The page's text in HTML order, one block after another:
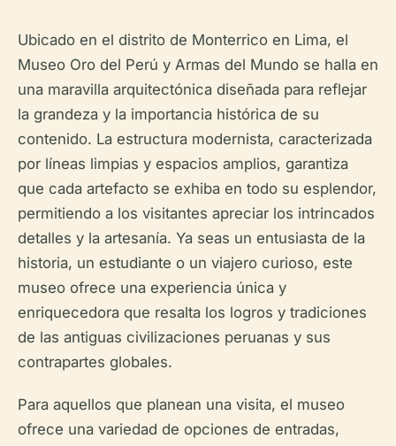
Ubicado en el distrito de Monterrico en Lima, el
Museo Oro del Perú y Armas del Mundo se halla en
una maravilla arquitectónica diseñada para reflejar
la grandeza y la importancia histórica de su
contenido. La estructura modernista, caracterizada
por líneas limpias y espacios amplios, garantiza
que cada artefacto se exhiba en todo su esplendor,
permitiendo a los visitantes apreciar los intrincados
detalles y la artesanía. Ya seas un entusiasta de la
historia, un estudiante o un viajero curioso, este
museo ofrece una experiencia única y
enriquecedora que resalta los logros y tradiciones
de las antiguas civilizaciones peruanas y sus
contrapartes globales.
Para aquellos que planean una visita, el museo
ofrece una variedad de opciones de entradas,